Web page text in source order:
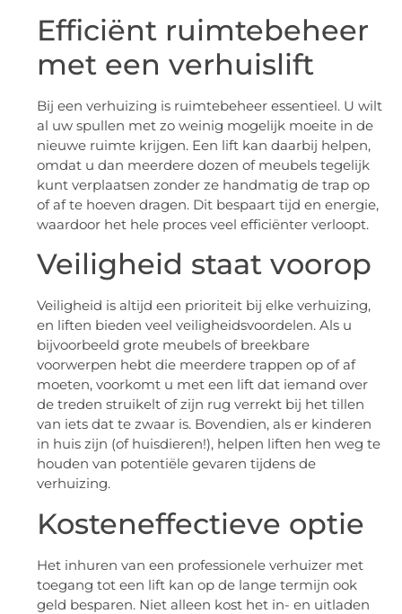
Efficiënt ruimtebeheer
met een verhuislift
Bij een verhuizing is ruimtebeheer essentieel. U wilt
al uw spullen met zo weinig mogelijk moeite in de
nieuwe ruimte krijgen. Een lift kan daarbij helpen,
omdat u dan meerdere dozen of meubels tegelijk
kunt verplaatsen zonder ze handmatig de trap op
of af te hoeven dragen. Dit bespaart tijd en energie,
waardoor het hele proces veel efficiënter verloopt.
Veiligheid staat voorop
Veiligheid is altijd een prioriteit bij elke verhuizing,
en liften bieden veel veiligheidsvoordelen. Als u
bijvoorbeeld grote meubels of breekbare
voorwerpen hebt die meerdere trappen op of af
moeten, voorkomt u met een lift dat iemand over
de treden struikelt of zijn rug verrekt bij het tillen
van iets dat te zwaar is. Bovendien, als er kinderen
in huis zijn (of huisdieren!), helpen liften hen weg te
houden van potentiële gevaren tijdens de
verhuizing.
Kosteneffectieve optie
Het inhuren van een professionele verhuizer met
toegang tot een lift kan op de lange termijn ook
geld besparen. Niet alleen kost het in- en uitladen